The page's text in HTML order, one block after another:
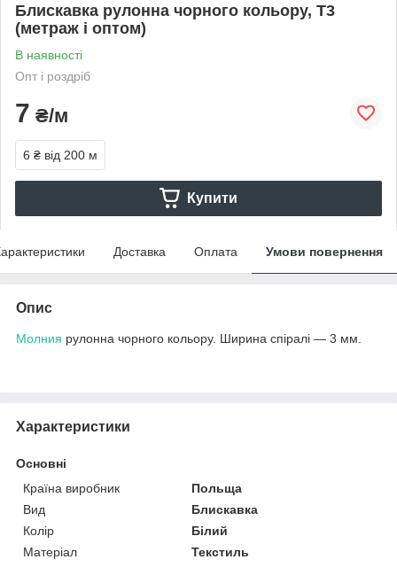
Блискавка рулонна чорного кольору, Т3
(метраж і оптом)
В наявності
Опт і роздріб
7 ₴/м
6 ₴ від 200 м
Купити
Доставка Оплата Умови повернення
Опис
Молния рулонна чорного кольору. Ширина спіралі — 3 мм.
Характеристики
Основні
Країна виробник
Польща
Вид
Блискавка
Колір
Білий
Матеріал
Текстиль